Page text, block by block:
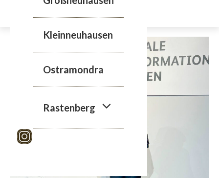
Kleinneuhausen
Ostramondra
Rastenberg